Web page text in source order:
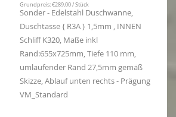
Grundpreis: €289,00 / Stück
Sonder - Edelstahl Duschwanne,
Duschtasse { R3A } 1,5mm , INNEN
Schliff K320, Maße inkl
Rand:655x725mm, Tiefe 110 mm,
umlaufender Rand 27,5mm gemäß
Skizze, Ablauf unten rechts - Prägung
VM_Standard